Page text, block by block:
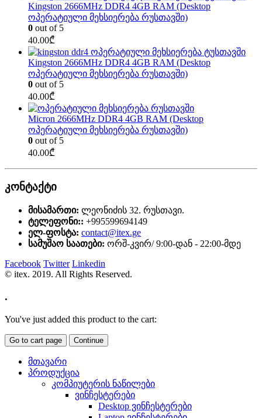
Kingston 2666MHz DDR4 4GB RAM (Desktop
ოპერატიული მეხსიერება რუსთავში)
0 out of 5
40.00₾
Kingston 2666MHz DDR4 4GB RAM (Desktop
ოპერატიული მეხსიერება რუსთავში)
0 out of 5
40.00₾
Micron 2666MHz DDR4 4GB RAM (Desktop
ოპერატიული მეხსიერება რუსთავში)
0 out of 5
40.00₾
კონტაქტი
მისამართი: ლეონიძის 32. რუსთავი.
ტელეფონი:: +995599694149
ელ-ფოსტა: contact@itex.ge
სამუშაო საათები: ორშ-კვირ/ 9:00-დან - 22:00-მდე
Facebook Twitter Linkedin
© itex. 2019. All Rights Reserved.
.
You've just added this product to the cart:
Go to cart page Continue
მთავარი
პროდუქცია
კომპიუტერის ნაწილები
ვინჩესტერები
Desktop ვინჩესტერები